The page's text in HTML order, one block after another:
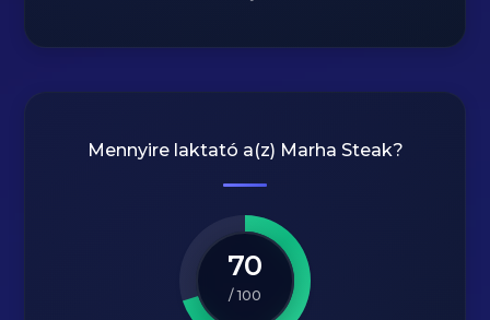
Mennyire laktató a(z) Marha Steak?
70
/ 100